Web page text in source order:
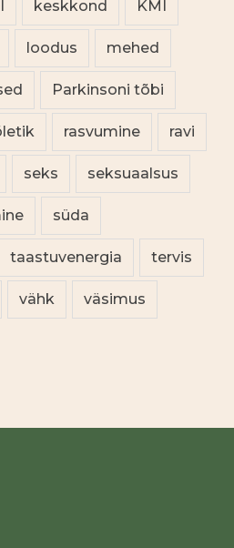
keskkond KMI
loodus mehed
Parkinsoni tõbi
rasvumine ravi
seks seksuaalsus
süda
taastuvenergia tervis
vähk väsimus